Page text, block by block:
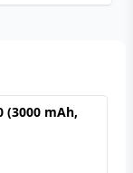
(3000 mAh,